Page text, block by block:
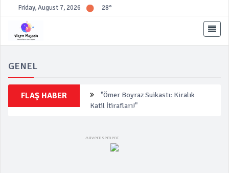
Friday, August 7, 2026 28°
GENEL
FLAŞ HABER
"Ömer Boyraz Suikastı: Kiralık
Katil İtirafları!"
Edildi"